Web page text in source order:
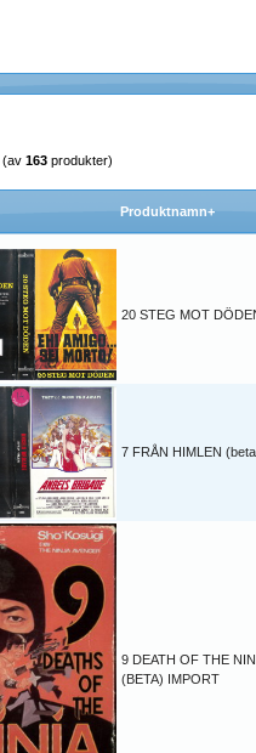
(av 163 produkter)
Produktnamn+
20 STEG MOT
7 FRÅN HIMLEN
9 DEATH OF THE
(BETA) IMPORT